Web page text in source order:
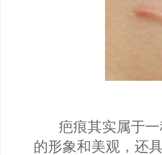
疤痕其实属于一
的形象和美观，还